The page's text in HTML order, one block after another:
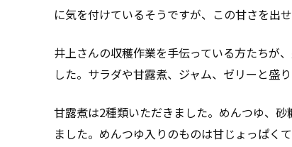
に気を付けているそうですが、この甘さを出
井上さんの収穫作業を手伝っている方たち
した。サラダや甘露煮、ジャム、ゼリーと盛
甘露煮は2種類いただきました。めんつゆ、
ました。めんつゆ入りのものは甘じょっぱく